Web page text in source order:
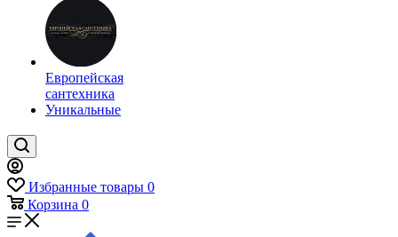
Европейская
сантехника
Уникальные
Избранные товары 0
Корзина 0